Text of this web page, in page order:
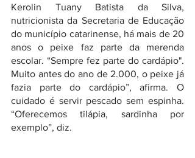
Kerolin Tuany Batista da Silva,
nutricionista da Secretaria de Educação
do município catarinense, há mais de 20
anos o peixe faz parte da merenda
escolar. “Sempre fez parte do cardápio".
Muito antes do ano de 2.000, o peixe já
fazia parte do cardápio”, afirma. O
cuidado é servir pescado sem espinha.
“Oferecemos tilápia, sardinha por
exemplo”, diz.